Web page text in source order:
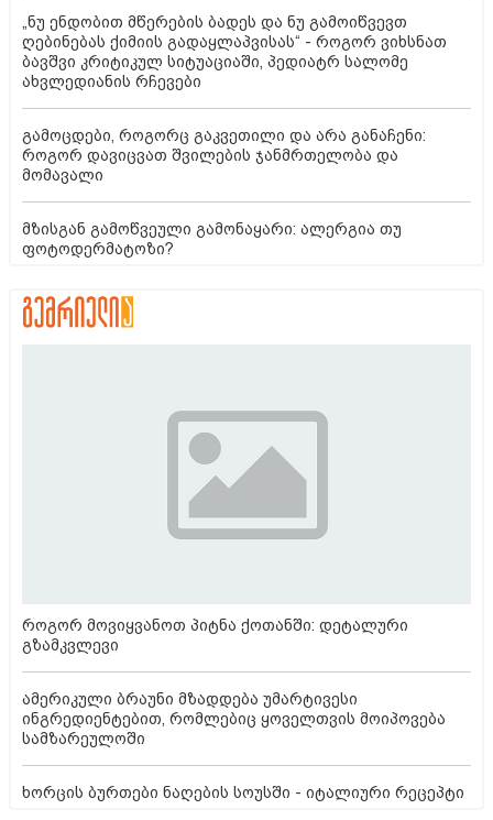
„ნუ ენდობით მწერების ბადეს და ნუ გამოიწვევთ
ღებინებას ქიმიის გადაყლაპვისას“ - როგორ ვიხსნათ
ბავშვი კრიტიკულ სიტუაციაში, პედიატრ სალომე
ახვლედიანის რჩევები
გამოცდები, როგორც გაკვეთილი და არა განაჩენი:
როგორ დავიცვათ შვილების ჯანმრთელობა და
მომავალი
მზისგან გამოწვეული გამონაყარი: ალერგია თუ
ფოტოდერმატოზი?
როგორ მოვიყვანოთ პიტნა ქოთანში: დეტალური
გზამკვლევი
ამერიკული ბრაუნი მზადდება უმარტივესი
ინგრედიენტებით, რომლებიც ყოველთვის მოიპოვება
სამზარეულოში
ხორცის ბურთები ნაღების სოუსში - იტალიური რეცეპტი